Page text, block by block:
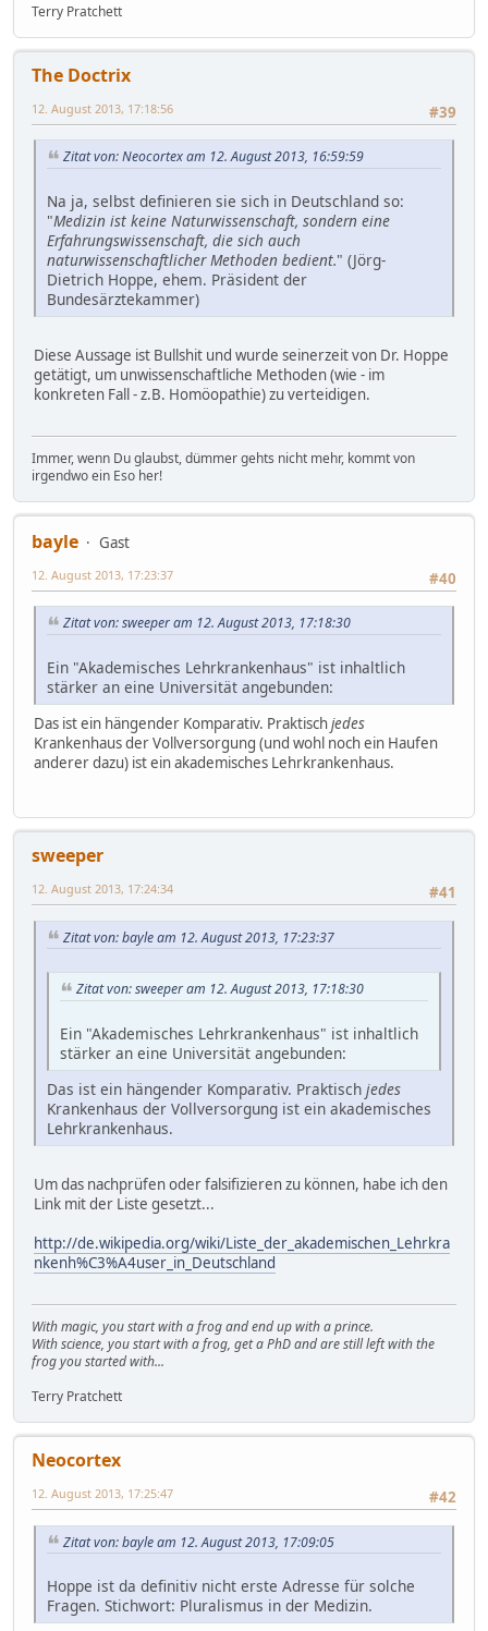
Terry Pratchett
The Doctrix
#39
12. August 2013, 17:18:56
Zitat von: Neocortex am 12. August 2013, 16:59:59
Na ja, selbst definieren sie sich in Deutschland so:
"Medizin ist keine Naturwissenschaft, sondern eine
Erfahrungswissenschaft, die sich auch
naturwissenschaftlicher Methoden bedient." (Jörg-
Dietrich Hoppe, ehem. Präsident der
Bundesärztekammer)
Diese Aussage ist Bullshit und wurde seinerzeit von Dr. Hoppe
getätigt, um unwissenschaftliche Methoden (wie - im
konkreten Fall - z.B. Homöopathie) zu verteidigen.
Immer, wenn Du glaubst, dümmer gehts nicht mehr, kommt von
irgendwo ein Eso her!
bayle
Gast
#40
12. August 2013, 17:23:37
Zitat von: sweeper am 12. August 2013, 17:18:30
Ein "Akademisches Lehrkrankenhaus" ist inhaltlich
stärker an eine Universität angebunden:
Das ist ein hängender Komparativ. Praktischjedes
Krankenhaus der Vollversorgung (und wohl noch ein Haufen
anderer dazu) ist ein akademisches Lehrkrankenhaus.
sweeper
#41
12. August 2013, 17:24:34
Zitat von: bayle am 12. August 2013, 17:23:37
Zitat von: sweeper am 12. August 2013, 17:18:30
Ein "Akademisches Lehrkrankenhaus" ist inhaltlich
stärker an eine Universität angebunden:
Das ist ein hängender Komparativ. Praktisch jedes
Krankenhaus der Vollversorgung ist ein akademisches
Lehrkrankenhaus.
Um das nachprüfen oder falsifizieren zu können, habe ich den
Link mit der Liste gesetzt...
http://de.wikipedia.org/wiki/Liste_der_akademischen_Lehrkra
nkenh%C3%A4user_in_Deutschland
With magic, you start with a frog and end up with a prince.
With science, you start with a frog, get a PhD and are still left with the
frog you started with...
Terry Pratchett
Neocortex
#42
12. August 2013, 17:25:47
Zitat von: bayle am 12. August 2013, 17:09:05
Hoppe ist da definitiv nicht erste Adresse für solche
Fragen. Stichwort: Pluralismus in der Medizin.